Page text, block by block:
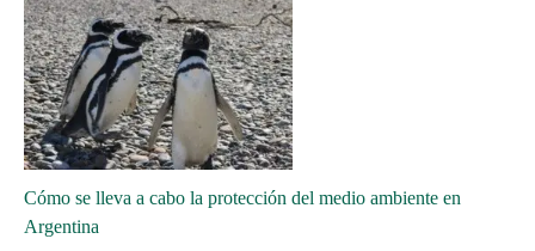
Cómo se lleva a cabo la protección del medio ambiente en
Argentina